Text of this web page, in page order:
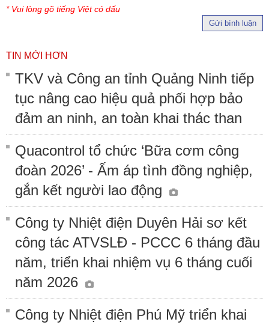
* Vui lòng gõ tiếng Việt có dấu
Gửi bình luận
TIN MỚI HƠN
TKV và Công an tỉnh Quảng Ninh tiếp
tục nâng cao hiệu quả phối hợp bảo
đảm an ninh, an toàn khai thác than
Quacontrol tổ chức ‘Bữa cơm công
đoàn 2026’ - Ấm áp tình đồng nghiệp,
gắn kết người lao động
Công ty Nhiệt điện Duyên Hải sơ kết
công tác ATVSLĐ - PCCC 6 tháng đầu
năm, triển khai nhiệm vụ 6 tháng cuối
năm 2026
Công ty Nhiệt điện Phú Mỹ triển khai